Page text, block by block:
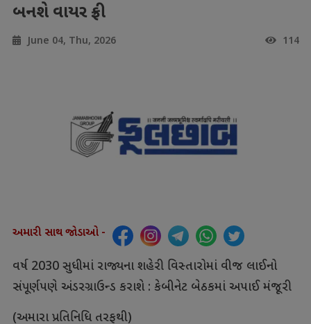
બનશે વાયર ફ્રી
June 04, Thu, 2026 114
અમારી સાથ જોડાઓ -
વર્ષ 2030 સુધીમાં રાજ્યના શહેરી વિસ્તારોમાં વીજ લાઈનો
સંપૂર્ણપણે અંડરગ્રાઉન્ડ કરાશે : કેબીનેટ બેઠકમાં અપાઈ મંજૂરી
(અમારા પ્રતિનિધિ તરફથી)